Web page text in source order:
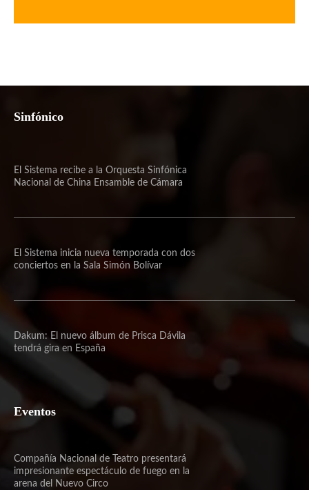
Sinfónico
El Sistema recibe a la Orquesta Sinfónica
Nacional de China Ensamble de Cámara
El Sistema inicia nueva temporada con dos
conciertos en la Sala Simón Bolívar
Dakum: El nuevo álbum de Prisca Dávila
tendrá gira en España
Eventos
Compañía Nacional de Teatro presentará
impresionante espectáculo de fuego en la
arena del Nuevo Circo